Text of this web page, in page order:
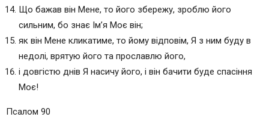
Що бажав він Мене, то його збережу, зроблю його
сильним, бо знає Ім’я Моє він;
як він Мене кликатиме, то йому відповім, Я з ним буду в
недолі, врятую його та прославлю його,
і довгістю днів Я насичу його, і він бачити буде спасіння
Моє!
Псалом 90